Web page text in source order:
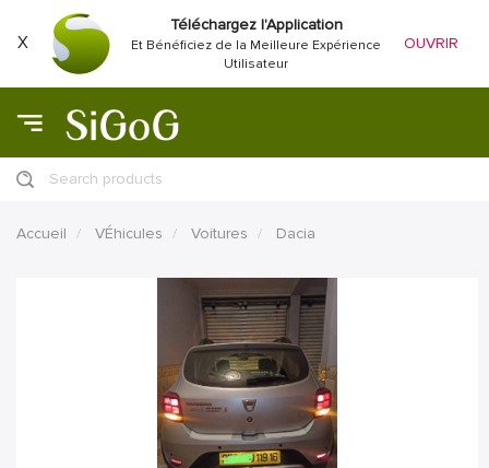
X
Téléchargez l'Application
Et Bénéficiez de la Meilleure Expérience
Utilisateur
OUVRIR
Search products
Accueil VÉhicules Voitures Dacia